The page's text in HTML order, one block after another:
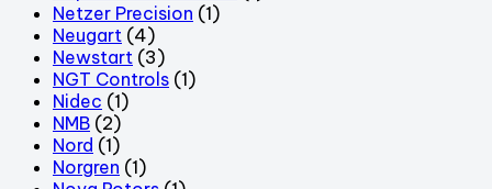
Netzer Precision (1)
Neugart (4)
Newstart (3)
NGT Controls (1)
Nidec (1)
NMB (2)
Nord (1)
Norgren (1)